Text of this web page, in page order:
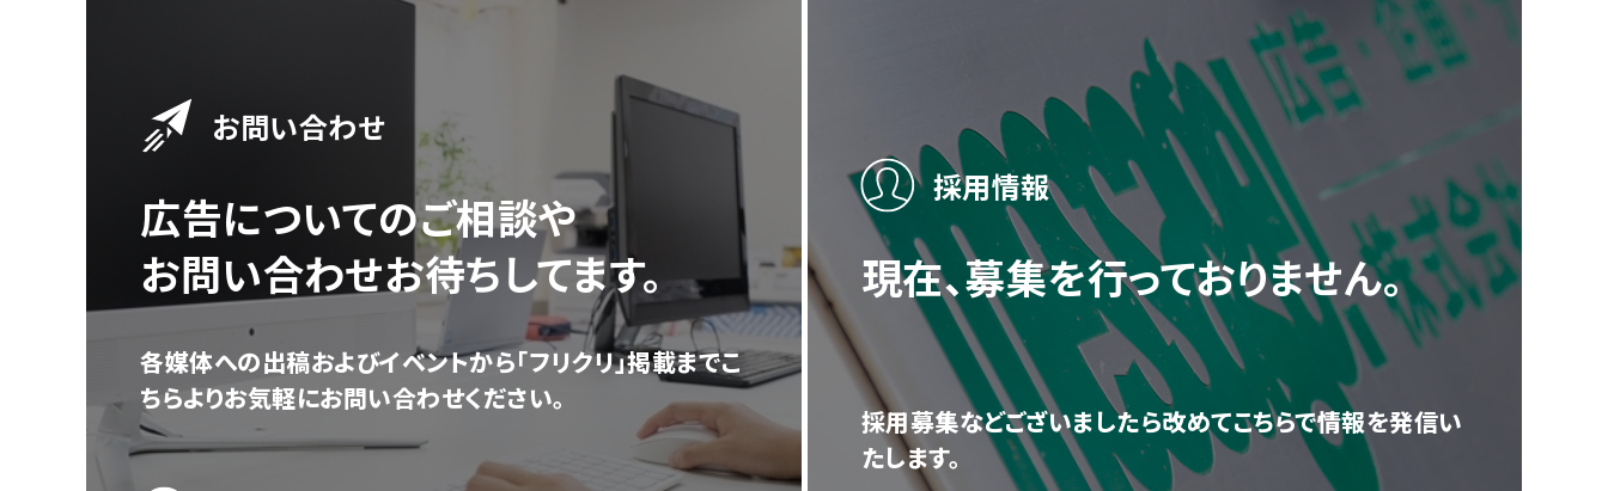
お問い合わせ
広告についてのご相談や
お問い合わせお待ちしてます。
各媒体への出稿およびイベントから「フリクリ」掲載までこ
ちらよりお気軽にお問い合わせください。
採用情報
現在、募集を行っておりません。
採用募集などございましたら改めてこちらで情報を発信い
たします。